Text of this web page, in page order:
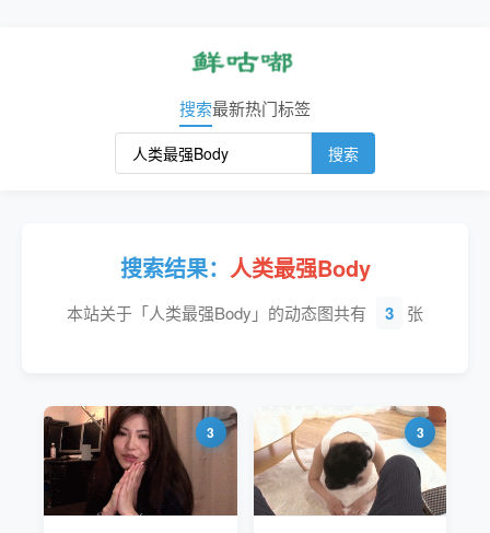
搜索最新热门标签
搜索
搜索结果： 人类最强Body
本站关于「人类最强Body」的动态图共有 3 张
3 3